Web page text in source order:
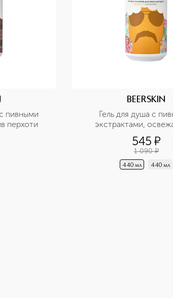
пивными
перхоти
BEERSKIN
Гель для душа с
экстрактами,
545 ¤
1 090 ¤
440 мл 440 мл